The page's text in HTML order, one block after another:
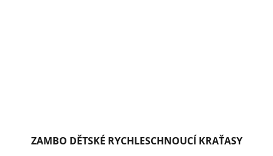
ZAMBO DĚTSKÉ RYCHLESCHNOUCÍ KRAŤASY